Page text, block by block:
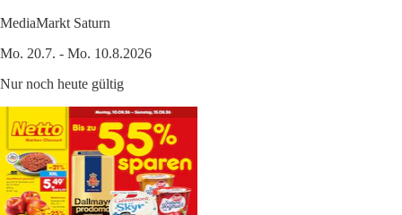
MediaMarkt Saturn
Mo. 20.7. - Mo. 10.8.2026
Nur noch heute gültig